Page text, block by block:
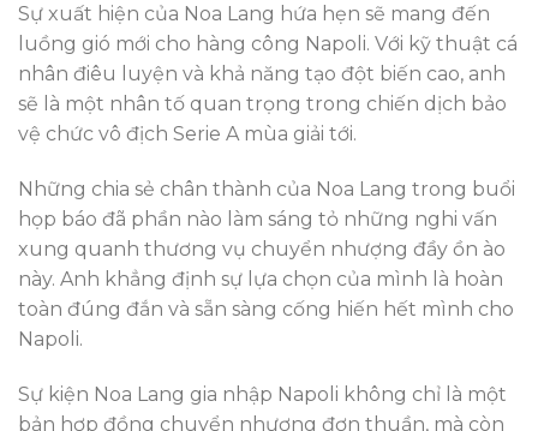
Sự xuất hiện của Noa Lang hứa hẹn sẽ mang đến
luồng gió mới cho hàng công Napoli. Với kỹ thuật cá
nhân điêu luyện và khả năng tạo đột biến cao, anh
sẽ là một nhân tố quan trọng trong chiến dịch bảo
vệ chức vô địch Serie A mùa giải tới.
Những chia sẻ chân thành của Noa Lang trong buổi
họp báo đã phần nào làm sáng tỏ những nghi vấn
xung quanh thương vụ chuyển nhượng đầy ồn ào
này. Anh khẳng định sự lựa chọn của mình là hoàn
toàn đúng đắn và sẵn sàng cống hiến hết mình cho
Napoli.
Sự kiện Noa Lang gia nhập Napoli không chỉ là một
bản hợp đồng chuyển nhượng đơn thuần, mà còn